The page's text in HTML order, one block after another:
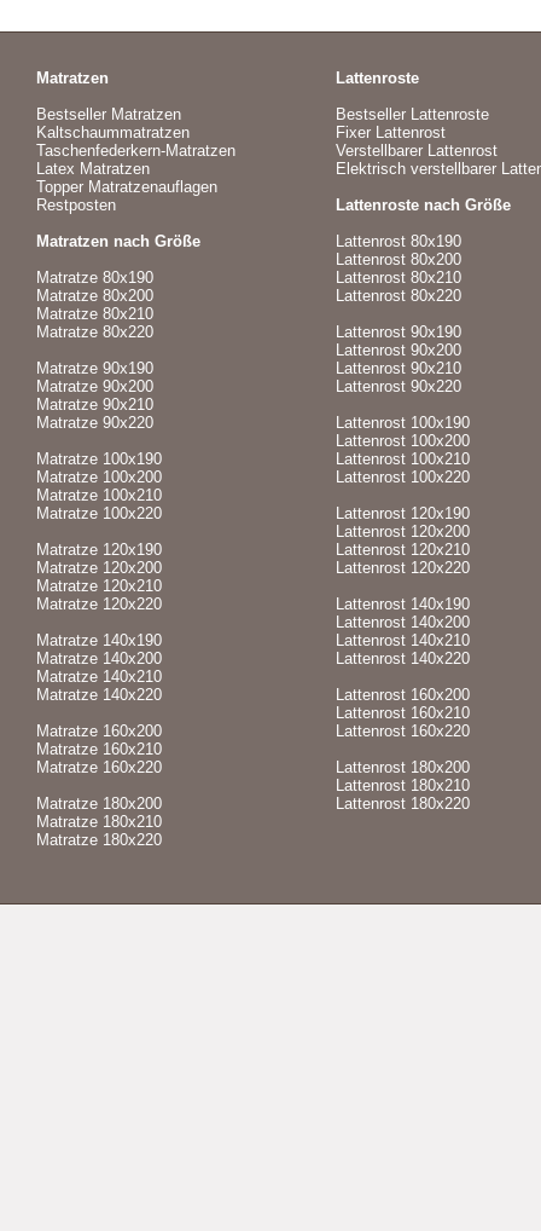
Matratzen
Bestseller Matratzen
Kaltschaummatratzen
Taschenfederkern-Matratzen
Latex Matratzen
Topper Matratzenauflagen
Restposten
Matratzen nach Größe
Matratze 80x190
Matratze 80x200
Matratze 80x210
Matratze 80x220
Matratze 90x190
Matratze 90x200
Matratze 90x210
Matratze 90x220
Matratze 100x190
Matratze 100x200
Matratze 100x210
Matratze 100x220
Matratze 120x190
Matratze 120x200
Matratze 120x210
Matratze 120x220
Matratze 140x190
Matratze 140x200
Matratze 140x210
Matratze 140x220
Matratze 160x200
Matratze 160x210
Matratze 160x220
Matratze 180x200
Matratze 180x210
Matratze 180x220
Lattenroste
Bestseller Lattenroste
Fixer Lattenrost
Verstellbarer Lattenrost
Elektrisch verstellbarer
Lattenroste nach Größe
Lattenrost 80x190
Lattenrost 80x200
Lattenrost 80x210
Lattenrost 80x220
Lattenrost 90x190
Lattenrost 90x200
Lattenrost 90x210
Lattenrost 90x220
Lattenrost 100x190
Lattenrost 100x200
Lattenrost 100x210
Lattenrost 100x220
Lattenrost 120x190
Lattenrost 120x200
Lattenrost 120x210
Lattenrost 120x220
Lattenrost 140x190
Lattenrost 140x200
Lattenrost 140x210
Lattenrost 140x220
Lattenrost 160x200
Lattenrost 160x210
Lattenrost 160x220
Lattenrost 180x200
Lattenrost 180x210
Lattenrost 180x220